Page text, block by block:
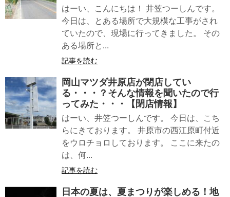
はーい、こんにちは！ 井笠つーしんです。
今日は、とある場所で大規模な工事がされ
ていたので、現場に行ってきました。 その
ある場所と...
記事を読む
岡山マツダ井原店が閉店してい
る・・・？そんな情報を聞いたので行
ってみた・・・【閉店情報】
はーい、井笠つーしんです。 今日は、こち
らにきております。 井原市の西江原町付近
をウロチョロしております。 ここに来たの
は、何...
記事を読む
日本の夏は、夏まつりが楽しめる！地